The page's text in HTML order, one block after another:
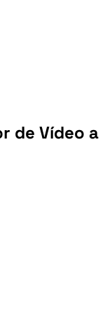
de Vídeo a